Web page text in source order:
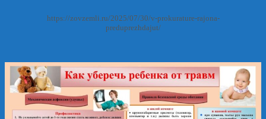
https://zovzemli.ru/2025/07/30/v-prokurature-rajona-
preduprezhdajut/